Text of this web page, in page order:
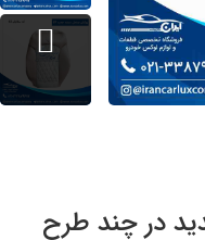
در چند طرح